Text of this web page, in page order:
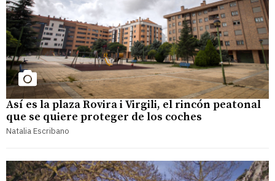
Así es la plaza Rovira i Virgili, el rincón peatonal
que se quiere proteger de los coches
Natalia Escribano